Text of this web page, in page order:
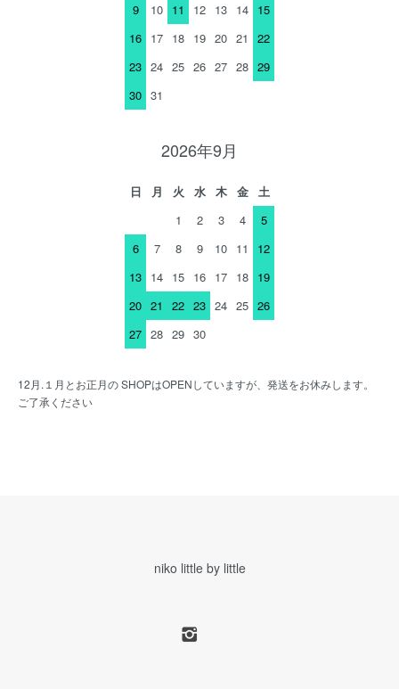
9
10 11 12 13 14 15
16 17 18 19 20 21
22
23 24 25 26 27 28 29
30 31
2026年9月
日 月 火 水 木 金
土
1
2 3 4
5
6
7 8 9 10 11
12
13 14 15 16 17 18 19
20 21 22 23 24 25 26
27 28 29 30
12月.１月とお正月の SHOPはOPENしていますが、発送をお休みします。
ご了承ください
niko little by little